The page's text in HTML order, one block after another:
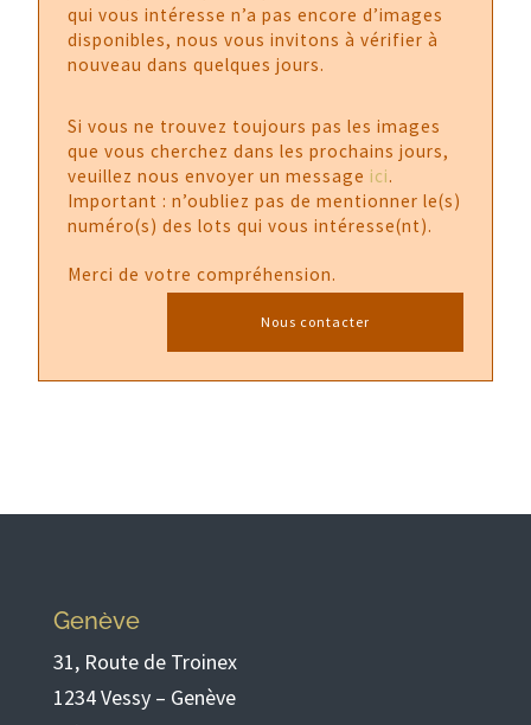
qui vous intéresse n’a pas encore d’images
disponibles, nous vous invitons à vérifier à
nouveau dans quelques jours.
Si vous ne trouvez toujours pas les images
que vous cherchez dans les prochains jours,
veuillez nous envoyer un message ici.
Important : n’oubliez pas de mentionner le(s)
numéro(s) des lots qui vous intéresse(nt).
Merci de votre compréhension.
Nous contacter
Genève
31, Route de Troinex
1234 Vessy – Genève